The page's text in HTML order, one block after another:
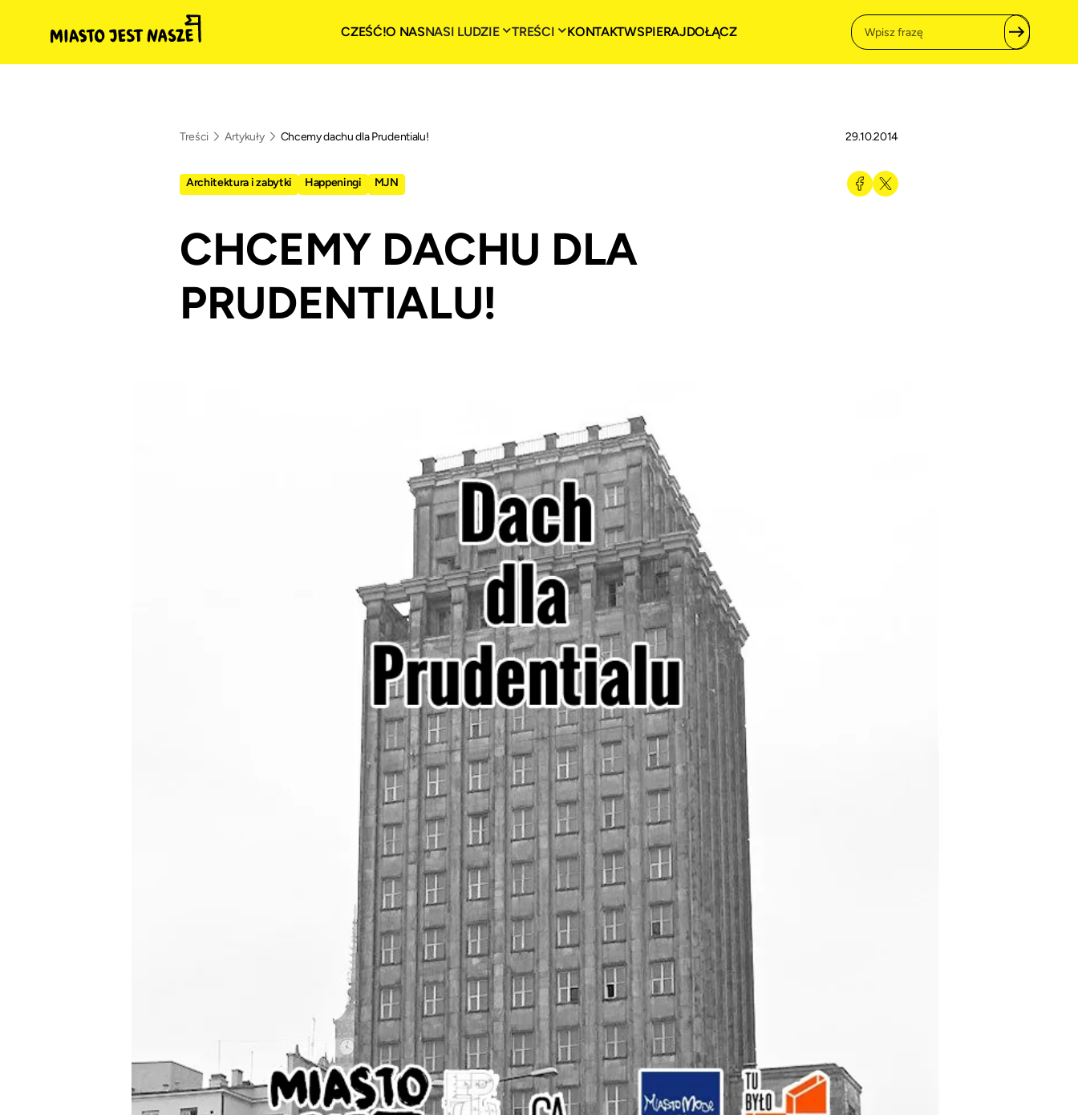
CZEŚĆ!O NASNASI LUDZIE TREŚCI KONTAKTWSPIERAJDOŁĄCZ
Treści Artykuły Chcemy dachu dla Prudentialu! 29.10.2014
Architektura i zabytki Happeningi MJN
CHCEMY DACHU DLA
PRUDENTIALU!